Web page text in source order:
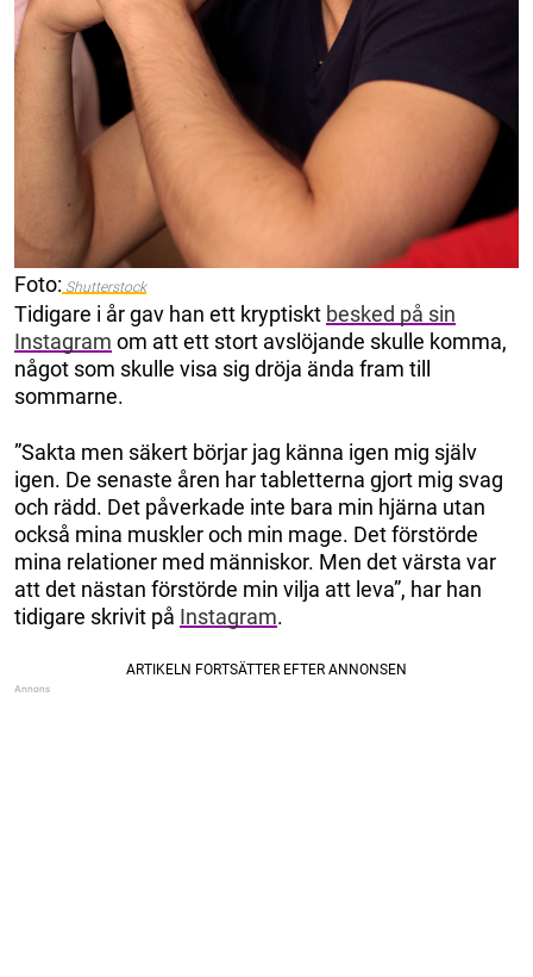
Foto: Shutterstock
Tidigare i år gav han ett kryptiskt besked på sin
Instagram om att ett stort avslöjande skulle komma,
något som skulle visa sig dröja ända fram till
sommarne.
”Sakta men säkert börjar jag känna igen mig själv
igen. De senaste åren har tabletterna gjort mig svag
och rädd. Det påverkade inte bara min hjärna utan
också mina muskler och min mage. Det förstörde
mina relationer med människor. Men det värsta var
att det nästan förstörde min vilja att leva”, har han
tidigare skrivit på Instagram.